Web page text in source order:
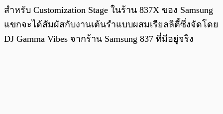
สำหรับ Customization Stage ในร้าน 837X ของ Samsung
แขกจะได้สัมผัสกับงานเต้นรำแบบผสมเรียลลิตี้ซึ่งจัดโดย
DJ Gamma Vibes จากร้าน Samsung 837 ที่มีอยู่จริง